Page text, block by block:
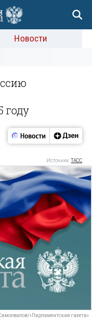
Новости
году
Источник:ТАСС
«Парламентская газета»